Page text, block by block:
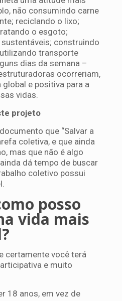
não consumindo carne
reciclando o lixo;
o esgoto;
construindo
transporte
dias da semana –
ocorreriam,
e positiva para a
vidas.
projeto
que “Salvar a
coletiva, e que ainda
mas que não é algo
dá tempo de buscar
coletivo possui
posso
vida mais
certamente você terá
e muito
18 anos, em vez de